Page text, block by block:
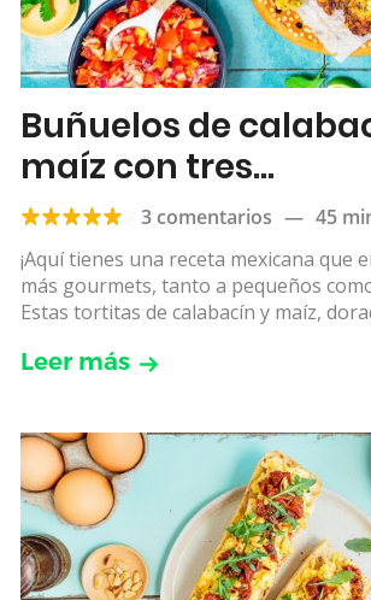
Buñuelos de
maíz con tres
acompañamientos
3 comentarios — 45
¡Aquí tienes una receta mexicana que
más gourmets, tanto a pequeños
Estas tortitas de calabacín y maíz,
Leer más